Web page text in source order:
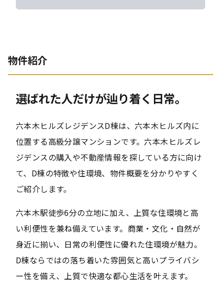
物件紹介
選ばれた人だけが辿り着く日常。
六本木ヒルズレジデンスD棟は、六本木ヒルズ内に
位置する高級分譲マンションです。六本木ヒルズレ
ジデンスの購入や不動産情報を探している方に向け
て、D棟の特徴や住環境、物件概要を分かりやすく
ご紹介します。
六本木駅徒歩6分の立地に加え、上質な住環境と高
い利便性を兼ね備えています。商業・文化・自然が
身近に揃い、日常の利便性に優れた住環境が魅力。
D棟ならではの落ち着いた雰囲気と高いプライバシ
ー性を備え、上質で快適な都心生活を叶えます。